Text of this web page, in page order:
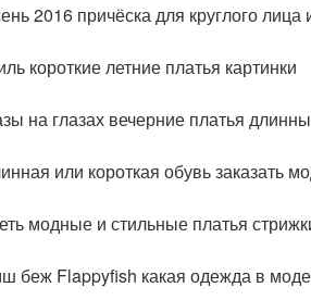
2016 причёска для круглого лица
короткие летние платья картинки
на глазах вечерние платья
или короткая обувь заказать
модные и стильные платья
беж Flappyfish какая одежда в